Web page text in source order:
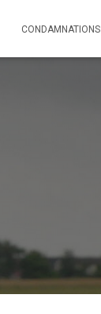
CONDAMNATIONS